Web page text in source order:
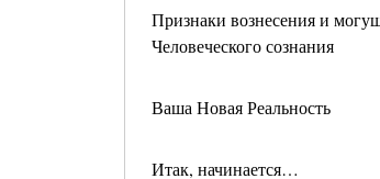
Признаки вознесения и
Человеческого сознания
Ваша Новая Реальность
Итак, начинается…